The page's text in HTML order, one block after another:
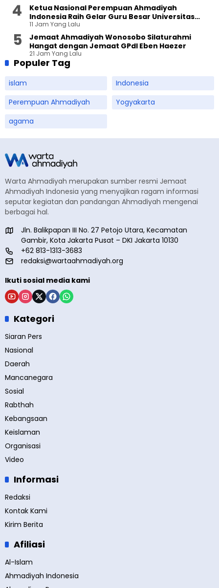
Ketua Nasional Perempuan Ahmadiyah
Indonesia Raih Gelar Guru Besar Universitas
Terbuka
11 Jam Yang Lalu
Jemaat Ahmadiyah Wonosobo Silaturahmi
Hangat dengan Jemaat GPdI Eben Haezer
21 Jam Yang Lalu
Populer Tag
islam
Indonesia
Perempuan Ahmadiyah
Yogyakarta
agama
Warta Ahmadiyah merupakan sumber resmi Jemaat
Ahmadiyah Indonesia yang menyajikan ragam informasi
seputar kegiatan dan pandangan Ahmadiyah mengenai
berbagai hal.
Jln. Balikpapan III No. 27 Petojo Utara, Kecamatan
Gambir, Kota Jakarta Pusat – DKI Jakarta 10130
+62 813-1313-3683
redaksi@wartaahmadiyah.org
Ikuti sosial media kami
Kategori
Siaran Pers
Nasional
Daerah
Mancanegara
Sosial
Rabthah
Kebangsaan
Keislaman
Organisasi
Video
Informasi
Redaksi
Kontak Kami
Kirim Berita
Afiliasi
Al-Islam
Ahmadiyah Indonesia